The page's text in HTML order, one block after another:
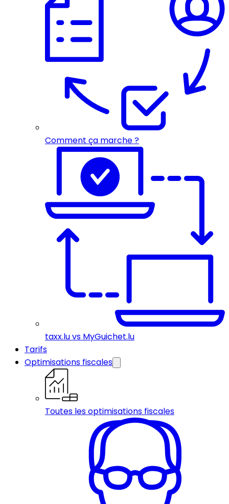
Comment ça marche ?
taxx.lu vs MyGuichet.lu
Tarifs
Optimisations fiscales
Toutes les optimisations fiscales